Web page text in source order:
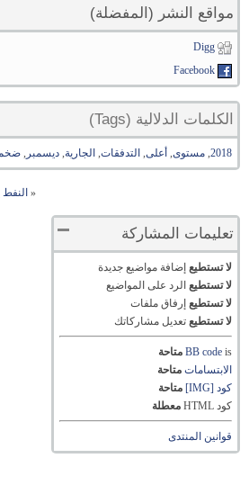
مواقع النشر (المفضلة)
Digg
Facebook
الكلمات الدلالية (Tags)
2018
,مستوى, أعلى, التدفقات, الجارية,ديسمبر ,
«
تعليمات المشاركة
لا تستطيع إضافة مواضيع جديدة
لا تستطيع الرد على المواضيع
لا تستطيع إرفاق ملفات
لا تستطيع تعديل مشاركاتك
BB codeis
متاحة
الابتسامات متاحة
كود [IMG]
متاحة
كود HTML
معطلة
قوانين المنتدى